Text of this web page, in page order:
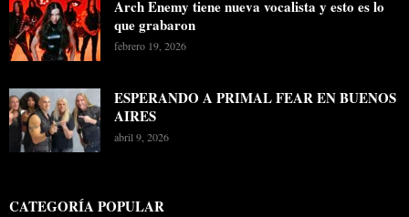
Arch Enemy tiene nueva vocalista y esto es lo
que grabaron
febrero 19, 2026
ESPERANDO A PRIMAL FEAR EN BUENOS
AIRES
abril 9, 2026
CATEGORÍA POPULAR